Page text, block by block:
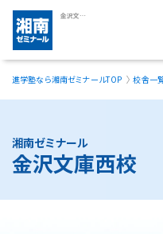
金沢文庫西校｜塾・学習塾・進学塾【湘南ゼミナール】
夏期講習無料体験受
中学生
進学塾なら湘南ゼミナールTOP 校舎一
湘南ゼミナール
金沢文庫西校